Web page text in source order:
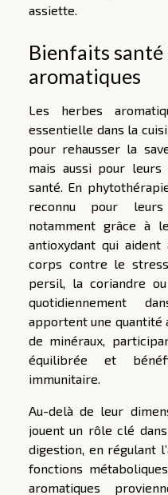
assiette.
Bienfaits santé
aromatiques
Les herbes
essentielle dans la
pour rehausser la
mais aussi pour
santé. En
reconnu pour leurs
notamment grâce à
antioxydant qui
corps contre le
persil, la coriandre
quotidiennement
apportent une quantité
de minéraux,
équilibrée et
immunitaire.
Au-delà de leur
jouent un rôle clé
digestion, en régulant
fonctions
aromatiques